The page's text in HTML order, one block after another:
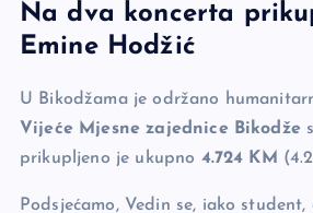
c
e
b
o
o
k
p
y
Li
n
k
se
n
g
er
er
ar
Na dva koncerta
Emine Hodžić
U Bikodžama je održano
Vijeće Mjesne zajednice Bikodžes
prikupljeno je ukupno 4.724 KM
Podsjećamo, Vedin se, iako